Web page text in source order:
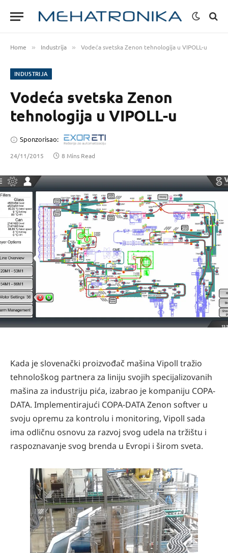
Home » Industrija » Vodeća svetska Zenon tehnologija u VIPOLL-u
INDUSTRIJA
Vodeća svetska Zenon
tehnologija u VIPOLL-u
Sponzorisao:
24/11/2015 8 Mins Read
Kada je slovenački proizvođač mašina Vipoll tražio
tehnološkog partnera za liniju svojih specijalizovanih
mašina za industriju pića, izabrao je kompaniju COPA-
DATA. Implementirajući COPA-DATA Zenon softver u
svoju opremu za kontrolu i monitoring, Vipoll sada
ima odličnu osnovu za razvoj svog udela na tržištu i
raspoznavanje svog brenda u Evropi i širom sveta.